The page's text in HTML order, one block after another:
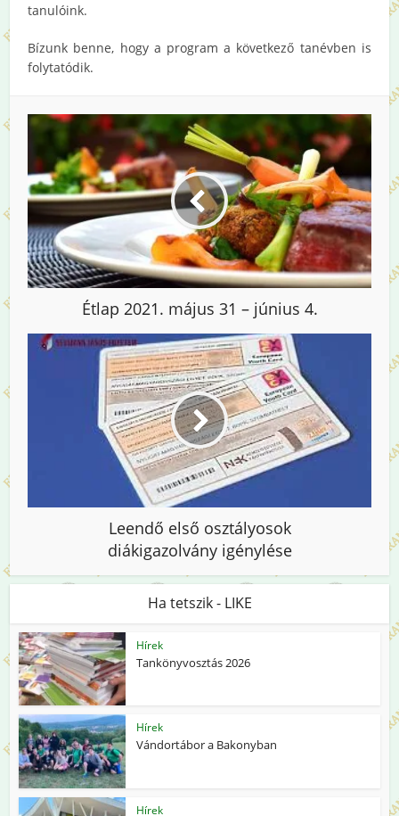
tanulóink.
Bízunk benne, hogy a program a következő tanévben is
folytatódik.
Étlap 2021. május 31 – június 4.
Leendő első osztályosok
diákigazolvány igénylése
Ha tetszik - LIKE
Hírek
Tankönyvosztás 2026
Hírek
Vándortábor a Bakonyban
Hírek